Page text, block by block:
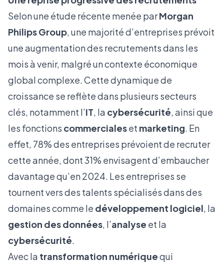
Selon une étude récente menée parMorgan
Philips Group, une majorité d’entreprises prévoit
une augmentation des recrutements dans les
mois à venir, malgré un contexte économique
global complexe. Cette dynamique de
croissance se reflète dans plusieurs secteurs
clés, notamment l’IT, la cybersécurité, ainsi que
les fonctions commercialeset marketing. En
effet, 78% des entreprises prévoient de recruter
cette année, dont 31% envisagent d’embaucher
davantage qu’en 2024. Les entreprises se
tournent vers des talents spécialisés dans des
domaines comme le développement logiciel, la
gestion des données, l’analyse et la
cybersécurité.
Avec la transformation numériquequi